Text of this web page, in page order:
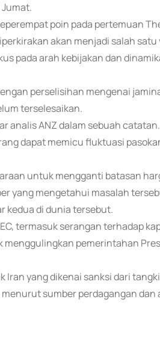
poin pada pertemuan
akan menjadi salah satu
pada arah kebijakan dan
perselisihan mengenai
terselesaikan.
analis ANZ dalam sebuah catatan.
dapat memicu fluktuasi
untuk mengganti batasan
yang mengetahui masalah
kedua di dunia tersebut.
termasuk serangan terhadap
pemerintahan
yang dikenai sanksi dari tangki
sumber perdagangan dan